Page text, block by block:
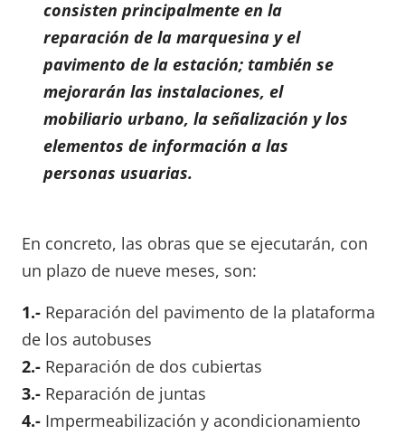
consisten principalmente en la
reparación de la marquesina y el
pavimento de la estación; también se
mejorarán las instalaciones, el
mobiliario urbano, la señalización y los
elementos de información a las
personas usuarias.
En concreto, las obras que se ejecutarán, con
un plazo de nueve meses, son:
1.- Reparación del pavimento de la plataforma
de los autobuses
2.- Reparación de dos cubiertas
3.- Reparación de juntas
4.- Impermeabilización y acondicionamiento